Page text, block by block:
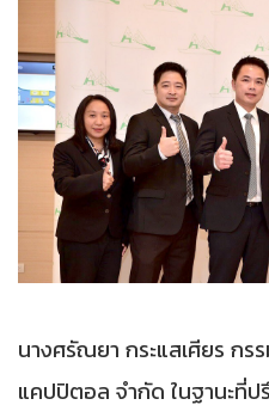
นางศรัณยา กระแสเศียร กร
แคปปิตอล จำกัด ในฐานะที่ป